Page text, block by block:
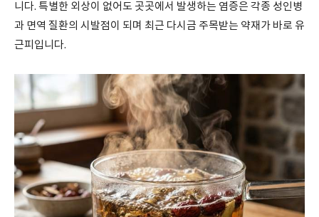
니다. 특별한 외상이 없어도 곳곳에서 발생하는 염증은 각종 성인병
과 면역 질환의 시발점이 되며 최근 다시금 주목받는 약재가 바로 유
근피입니다.